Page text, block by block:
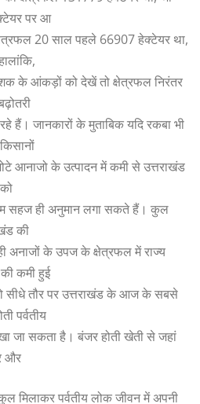
पर आ
20 साल पहले 66907 हेक्टेयर था,
के आंकड़ों को देखें तो क्षेत्रफल निरंतर
जानकारों के मुताबिक यदि रकबा भी
आनाजो के उत्पादन में कमी से उत्तराखंड
सहज ही अनुमान लगा सकते हैं। कुल
की
अनाजों के उपज के क्षेत्रफल में राज्य
कमी हुई
सीधे तौर पर उत्तराखंड के आज के सबसे
पर्वतीय
जा सकता है। बंजर होती खेती से जहां
और
मिलाकर पर्वतीय लोक जीवन में अपनी